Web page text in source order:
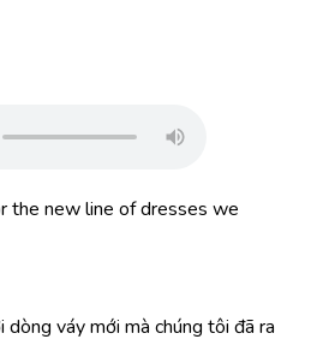
the new line of dresses we
váy mới mà chúng tôi đã ra